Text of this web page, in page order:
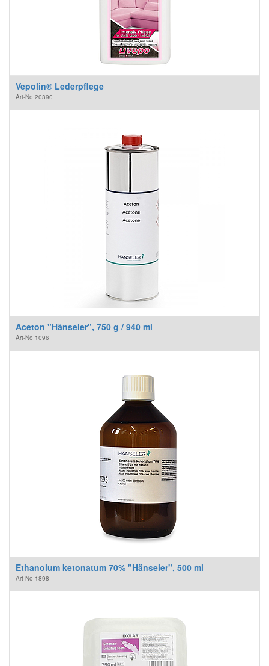
Vepolin® Lederpflege
Art-No 20390
Aceton "Hänseler", 750 g / 940 ml
Art-No 1096
Ethanolum ketonatum 70% "Hänseler", 500 ml
Art-No 1898